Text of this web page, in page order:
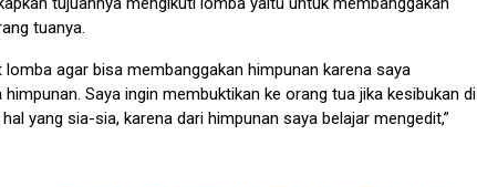
tuanya.
lomba agar bisa membanggakan himpunan karena saya
Saya ingin membuktikan ke orang tua jika kesibukan di
yang sia-sia, karena dari himpunan saya belajar mengedit,”